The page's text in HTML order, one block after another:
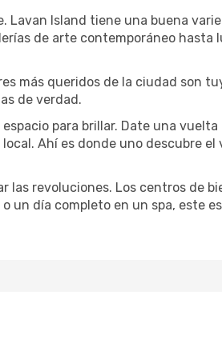
Lavan Island tiene una buena
de arte contemporáneo hasta
más queridos de la ciudad son
de verdad.
para brillar. Date una vuelta
Ahí es donde uno descubre el
las revoluciones. Los centros de
un día completo en un spa, este